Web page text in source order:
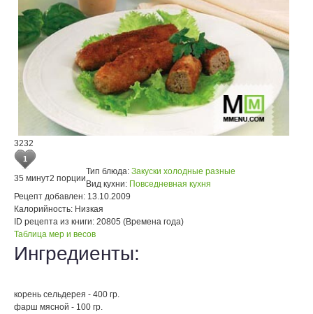
3232
1
35 минут2 порции
Тип блюда: Закуски холодные разные
Вид кухни: Повседневная кухня
Рецепт добавлен: 13.10.2009
Калорийность: Низкая
ID рецепта из книги: 20805 (Времена года)
Таблица мер и весов
Ингредиенты:
корень сельдерея - 400 гр.
фарш мясной - 100 гр.